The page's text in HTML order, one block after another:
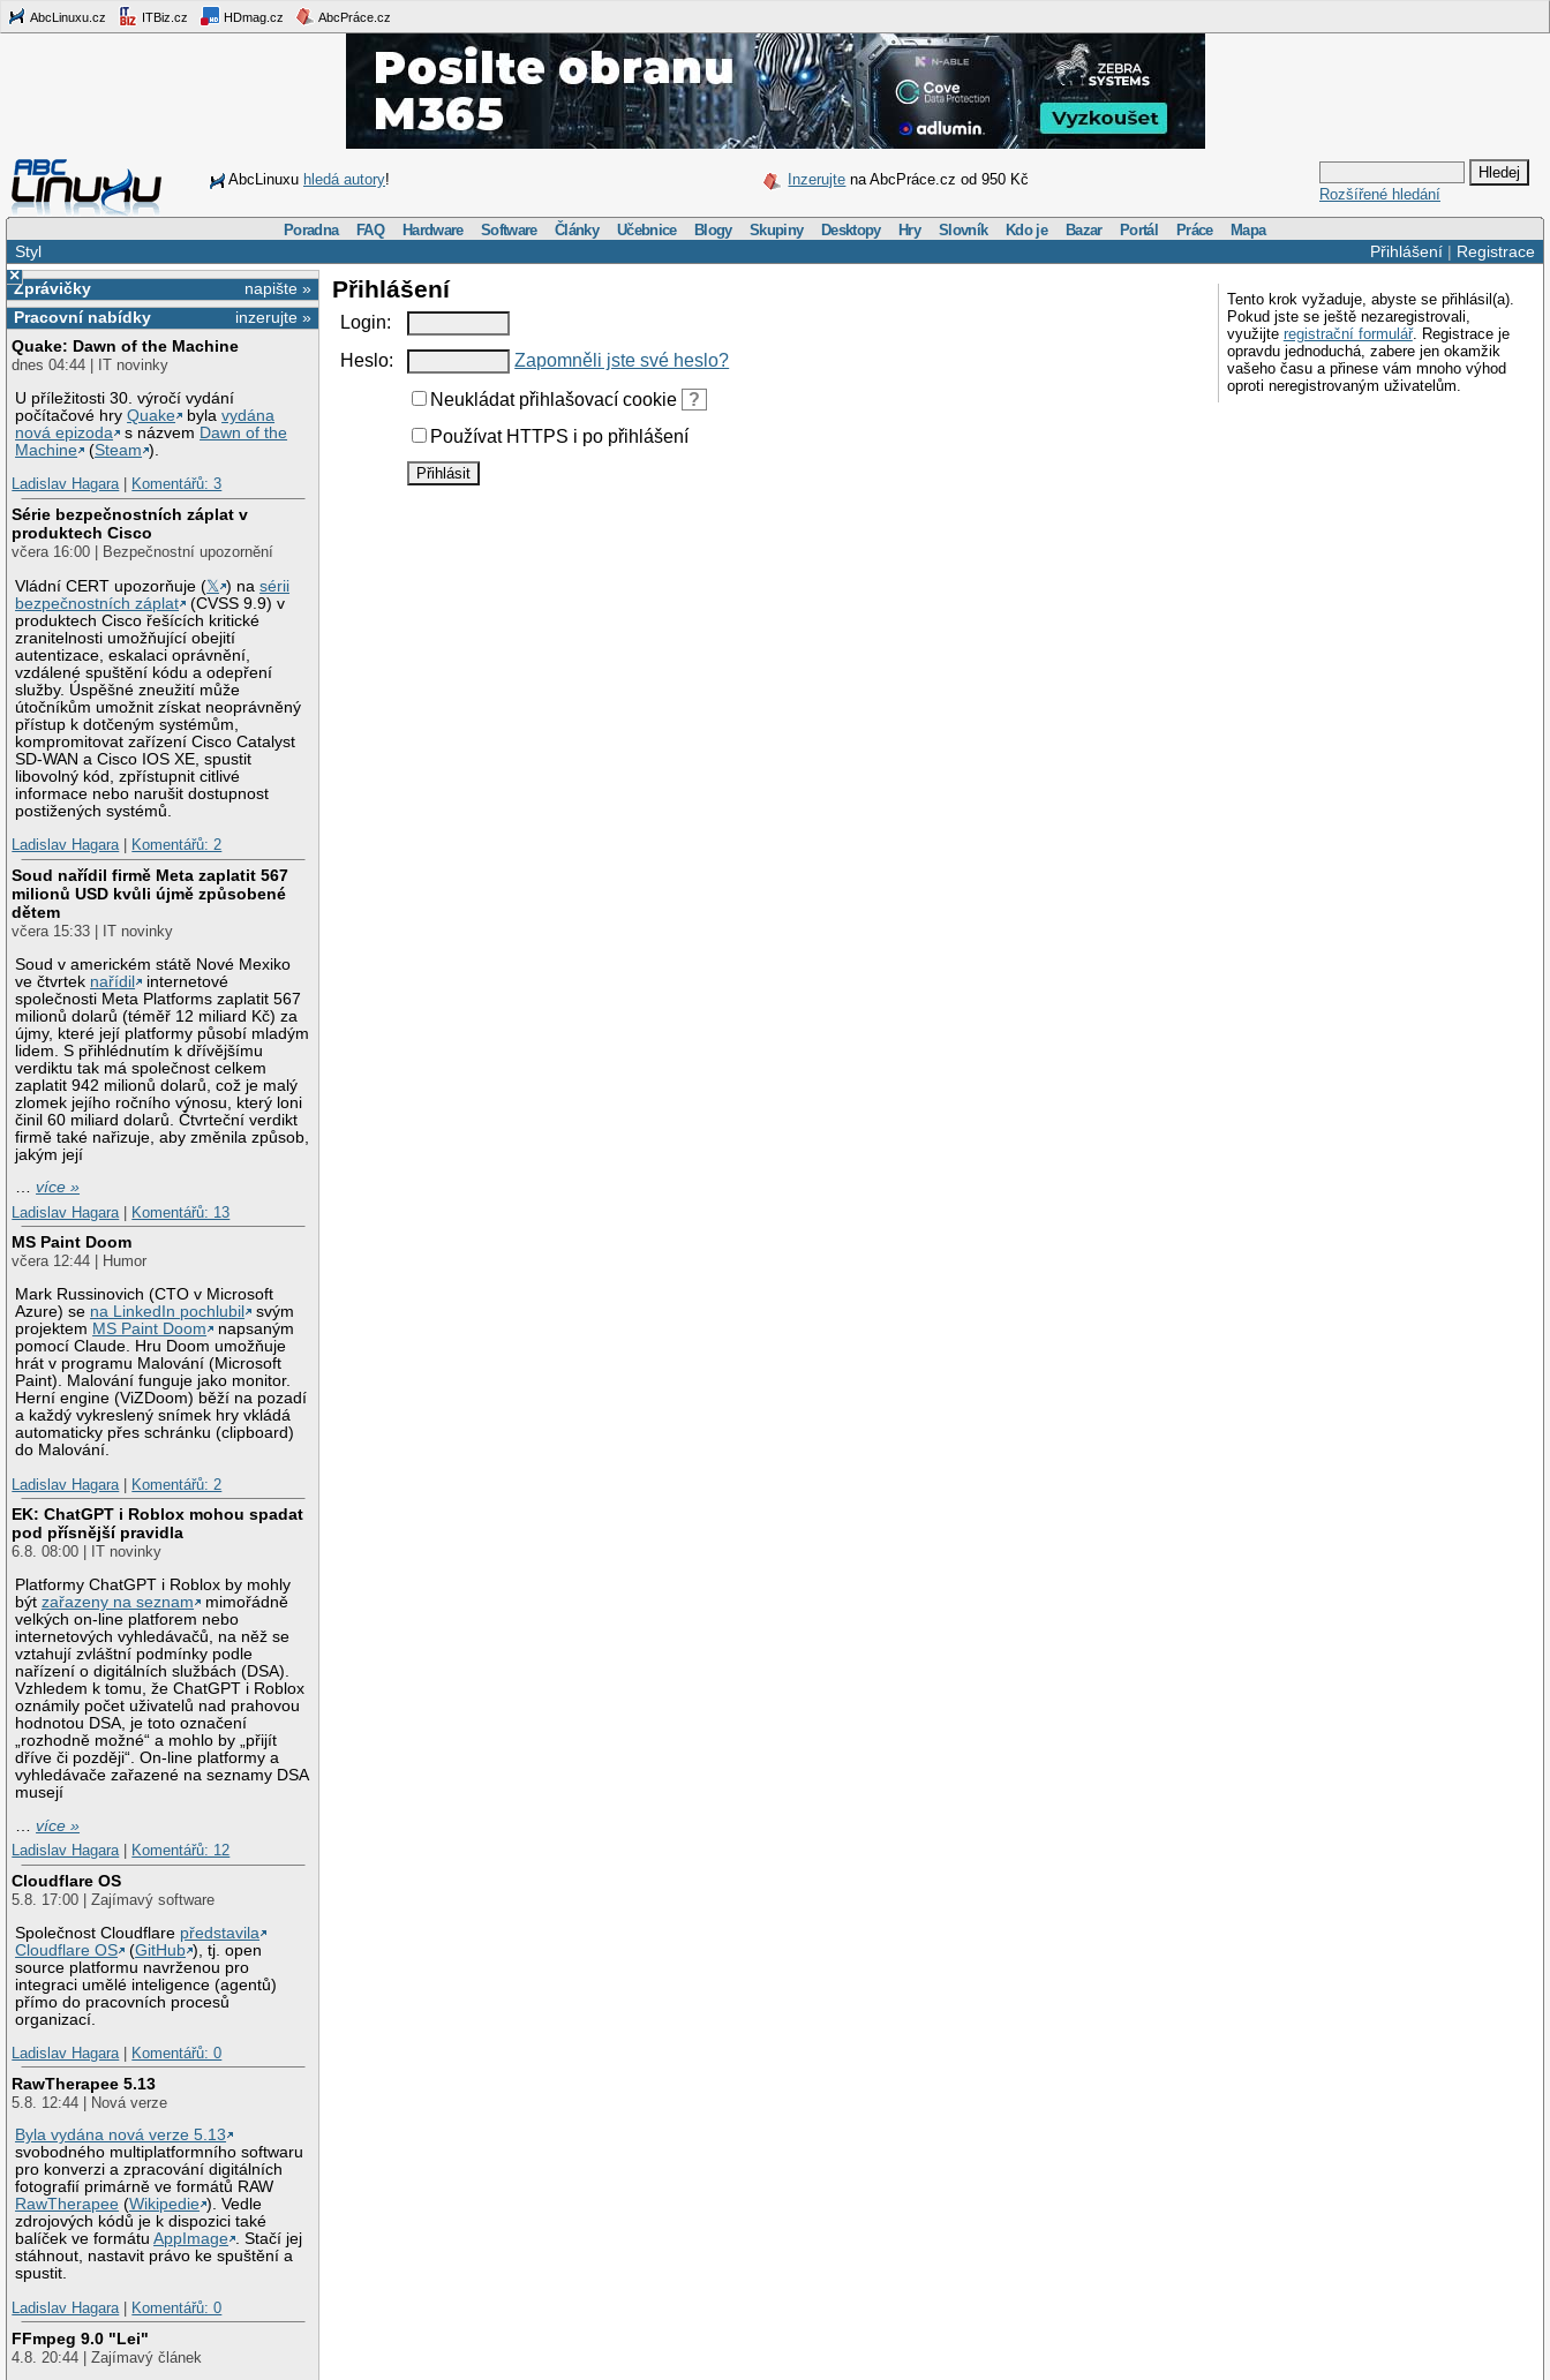
AbcLinuxu.cz ITBiz.cz HDmag.cz AbcPráce.cz
AbcLinuxu hledá autory! Inzerujte na AbcPráce.cz od 950 Kč
Rozšířené hledání
Poradna FAQ Hardware Software Články Učebnice Blogy Skupiny Desktopy Hry Slovník Kdo je Bazar Portál Práce Mapa
Přihlášení| Registrace
Styl
×
napište »
Zprávičky
inzerujte »
Pracovní nabídky
Quake: Dawn of the Machine
dnes 04:44 | IT novinky
U příležitosti 30. výročí vydání
počítačové hryQuake bylavydána
nová epizoda
s názvem Dawn of the
Machine
(Steam ).
Ladislav Hagara| Komentářů: 3
Série bezpečnostních záplat v
produktech Cisco
včera 16:00 | Bezpečnostní upozornění
Vládní CERT upozorňuje (𝕏 ) nasérii
bezpečnostních záplat
(CVSS 9.9) v
produktech Cisco řešících kritické
zranitelnosti umožňující obejití
autentizace, eskalaci oprávnění,
vzdálené spuštění kódu a odepření
služby. Úspěšné zneužití může
útočníkům umožnit získat neoprávněný
přístup k dotčeným systémům,
kompromitovat zařízení Cisco Catalyst
SD-WAN a Cisco IOS XE, spustit
libovolný kód, zpřístupnit citlivé
informace nebo narušit dostupnost
postižených systémů.
Ladislav Hagara| Komentářů: 2
Soud nařídil firmě Meta zaplatit 567
milionů USD kvůli újmě způsobené
dětem
včera 15:33 | IT novinky
Soud v americkém státě Nové Mexiko
ve čtvrtek nařídil
internetové
společnosti Meta Platforms zaplatit 567
milionů dolarů (téměř 12 miliard Kč) za
újmy, které její platformy působí mladým
lidem. S přihlédnutím k dřívějšímu
verdiktu tak má společnost celkem
zaplatit 942 milionů dolarů, což je malý
zlomek jejího ročního výnosu, který loni
činil 60 miliard dolarů. Čtvrteční verdikt
firmě také nařizuje, aby změnila způsob,
jakým její
…více »
Ladislav Hagara
Komentářů: 13
MS Paint Doom
včera 12:44 | Humor
Mark Russinovich (CTO v Microsoft
Azure) se na LinkedIn pochlubil
svým
projektem MS Paint Doom
napsaným
pomocí Claude. Hru Doom umožňuje
hrát v programu Malování (Microsoft
Paint). Malování funguje jako monitor.
Herní engine (ViZDoom) běží na pozadí
a každý vykreslený snímek hry vkládá
automaticky přes schránku (clipboard)
do Malování.
Ladislav Hagara
Komentářů: 2
EK: ChatGPT i Roblox mohou spadat
pod přísnější pravidla
6.8. 08:00 | IT novinky
Platformy ChatGPT i Roblox by mohly
býtzařazeny na seznam
mimořádně
velkých on-line platforem nebo
internetových vyhledávačů, na něž se
vztahují zvláštní podmínky podle
nařízení o digitálních službách (DSA).
Vzhledem k tomu, že ChatGPT i Roblox
oznámily počet uživatelů nad prahovou
hodnotou DSA, je toto označení
„rozhodně možné“ a mohlo by „přijít
dříve či později“. On-line platformy a
vyhledávače zařazené na seznamy DSA
musejí
…více »
Ladislav Hagara| Komentářů: 12
Cloudflare OS
5.8. 17:00 | Zajímavý software
Společnost Cloudflare představila
Cloudflare OS
(GitHub ), tj. open
source platformu navrženou pro
integraci umělé inteligence (agentů)
přímo do pracovních procesů
organizací.
Ladislav Hagara| Komentářů: 0
RawTherapee 5.13
5.8. 12:44 | Nová verze
Byla vydána nová verze 5.13
svobodného multiplatformního softwaru
pro konverzi a zpracování digitálních
fotografií primárně ve formátů RAW
RawTherapee (Wikipedie ). Vedle
zdrojových kódů je k dispozici také
balíček ve formátuAppImage . Stačí jej
stáhnout, nastavit právo ke spuštění a
spustit.
Ladislav Hagara| Komentářů: 0
FFmpeg 9.0 "Lei"
4.8. 20:44 | Zajímavý článek
Tento krok vyžaduje, abyste se přihlásil(a).
Pokud jste se ještě nezaregistrovali,
využijte registrační formulář. Registrace je
opravdu jednoduchá, zabere jen okamžik
vašeho času a přinese vám mnoho výhod
oproti neregistrovaným uživatelům.
Přihlášení
Login:
Heslo:
Zapomněli jste své heslo?
Neukládat přihlašovací cookie
?
Používat HTTPS i po přihlášení